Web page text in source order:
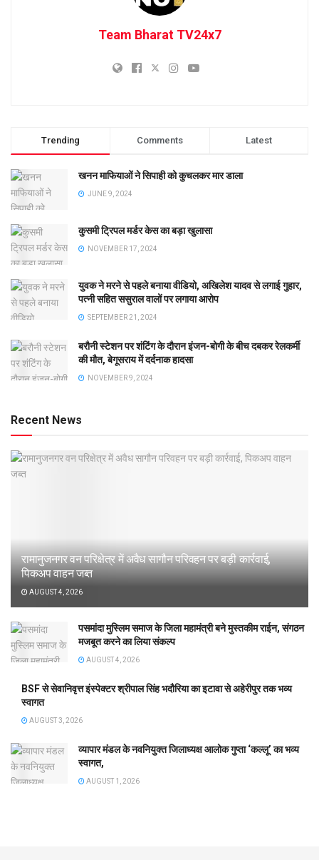
Team Bharat TV24x7
Trending Comments Latest
खनन माफियाओं ने सिपाही को कुचलकर मार डाला
JUNE 9, 2024
कुसमी ट्रिपल मर्डर केस का बड़ा खुलासा
NOVEMBER 17, 2024
युवक ने मरने से पहले बनाया वीडियो, अखिलेश यादव से लगाई गुहार,
पत्नी सहित ससुराल वालों पर लगाया आरोप
SEPTEMBER 21, 2024
बरौनी स्टेशन पर शंटिंग के दौरान इंजन-बोगी के बीच दबकर रेलकर्मी
की मौत, बेगूसराय में दर्दनाक हादसा
NOVEMBER 9, 2024
Recent News
रामानुजनगर वन परिक्षेत्र में अवैध सागौन परिवहन पर बड़ी कार्रवाई,
पिकअप वाहन जब्त
AUGUST 4, 2026
पसमांदा मुस्लिम समाज के जिला महामंत्री बने मुस्तकीम राईन, संगठन
मजबूत करने का लिया संकल्प
AUGUST 4, 2026
BSF से सेवानिवृत्त इंस्पेक्टर श्रीपाल सिंह भदौरिया का इटावा से अहेरीपुर तक भव्य
स्वागत
AUGUST 3, 2026
व्यापार मंडल के नवनियुक्त जिलाध्यक्ष आलोक गुप्ता ‘कल्लू’ का भव्य
स्वागत,
AUGUST 1, 2026